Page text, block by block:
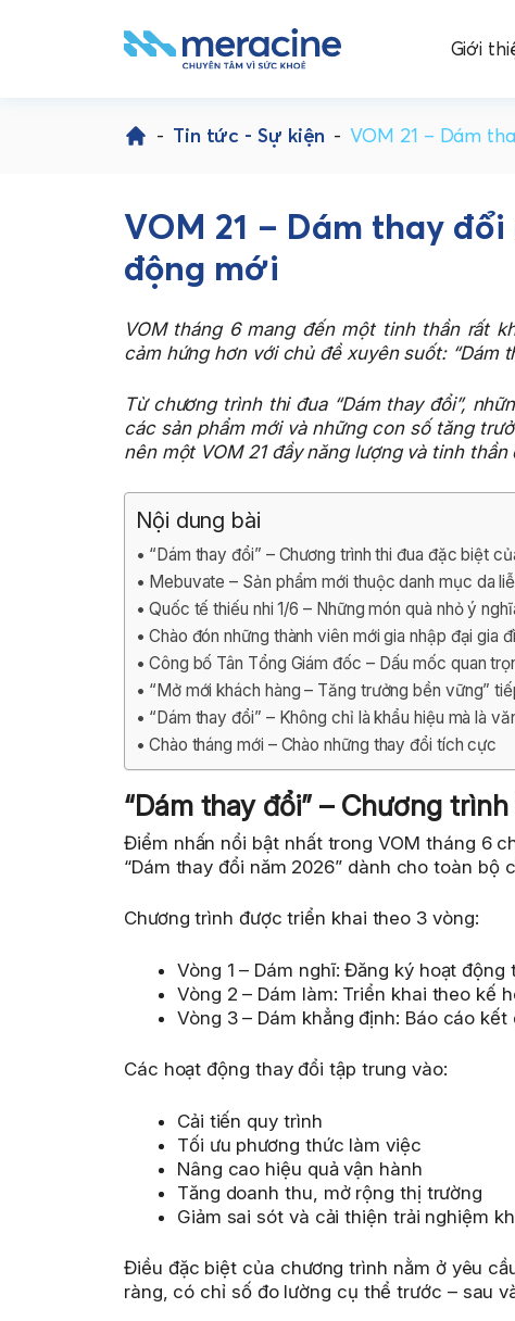
Giới
- Tin tức - Sự kiện - VOM 21 – Dám
VOM 21 – Dám thay
động mới
VOM tháng 6 mang đến một tinh thần rất
cảm hứng hơn với chủ đề xuyên suốt: “Dám
Từ chương trình thi đua “Dám thay đổi”,
các sản phẩm mới và những con số tăng
nên một VOM 21 đầy năng lượng và tinh thần
Nội dung bài
“Dám thay đổi” – Chương trình thi đua đặc biệt
Mebuvate – Sản phẩm mới thuộc danh mục da
Quốc tế thiếu nhi 1/6 – Những món quà nhỏ ý
Chào đón những thành viên mới gia nhập đại gia
Công bố Tân Tổng Giám đốc – Dấu mốc quan
“Mở mới khách hàng – Tăng trưởng bền vững”
“Dám thay đổi” – Không chỉ là khẩu hiệu mà là
Chào tháng mới – Chào những thay đổi tích cực
“Dám thay đổi” – Chương
Điểm nhấn nổi bật nhất trong VOM tháng 6
“Dám thay đổi năm 2026” dành cho toàn bộ
Chương trình được triển khai theo 3 vòng:
Vòng 1 – Dám nghĩ: Đăng ký hoạt động
Vòng 2 – Dám làm: Triển khai theo kế
Vòng 3 – Dám khẳng định: Báo cáo
Các hoạt động thay đổi tập trung vào:
Cải tiến quy trình
Tối ưu phương thức làm việc
Nâng cao hiệu quả vận hành
Tăng doanh thu, mở rộng thị trường
Giảm sai sót và cải thiện trải nghiệm
Điều đặc biệt của chương trình nằm ở yêu
ràng, có chỉ số đo lường cụ thể trước – sau